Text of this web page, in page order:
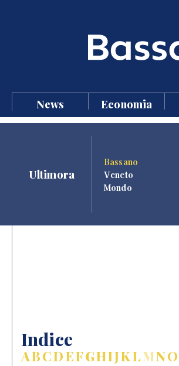
News Economia
Ultimora
Bassano
Veneto
Mondo
Indice
ABCDEFGHIJKLMNO